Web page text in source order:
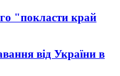
"покласти край
від України в